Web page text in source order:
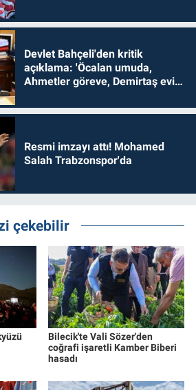
Devlet Bahçeli'den kritik
açıklama: 'Öcalan umuda,
Ahmetler göreve, Demirtaş evine
Resmi imzayı attı! Mohamed
Salah Trabzonspor'da
çekebilir
Bilecik'te Vali Sözer'den
coğrafi işaretli Kamber Biberi
hasadı